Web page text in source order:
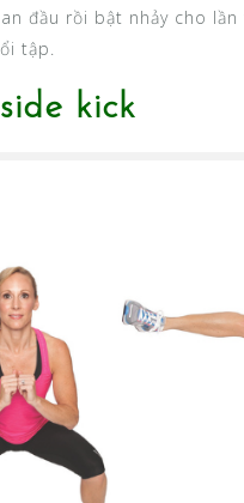
đầu rồi bật nhảy cho
tập.
kick